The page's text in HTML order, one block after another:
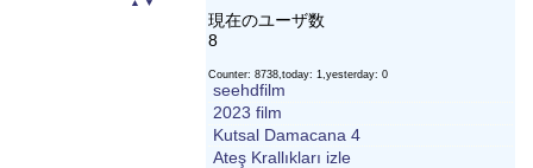
現在のユーザ数
8
Counter: 8738,today: 1,yesterday: 0
seehdfilm
2023 film
Kutsal Damacana 4
Ateş Krallıkları izle